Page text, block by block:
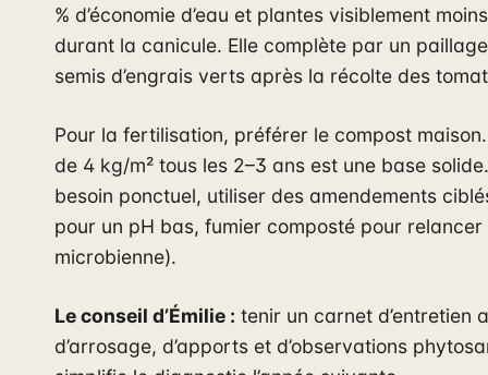
% d’économie d’eau et plantes visiblement
durant la canicule. Elle complète par un
semis d’engrais verts après la récolte des
Pour la fertilisation, préférer le compost
de 4 kg/m² tous les 2–3 ans est une base
besoin ponctuel, utiliser des amendements
pour un pH bas, fumier composté pour relancer
microbienne).
Le conseil d’Émilie : tenir un carnet d’entretien
d’arrosage, d’apports et d’observations